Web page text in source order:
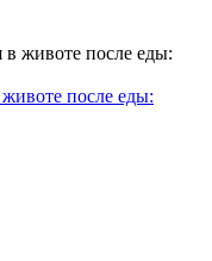
после еды: